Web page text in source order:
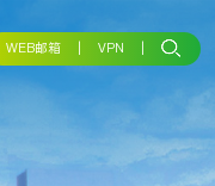
WEB邮箱 VPN